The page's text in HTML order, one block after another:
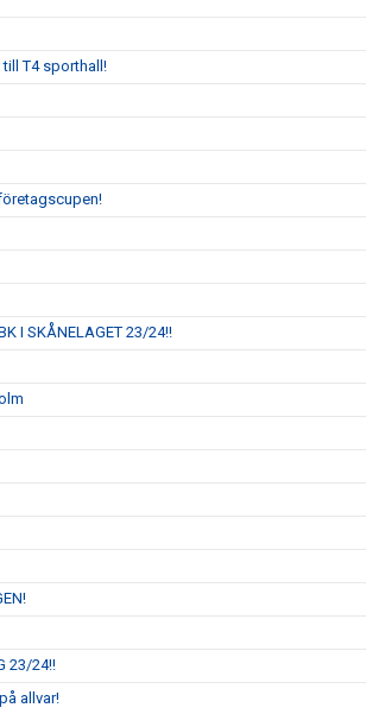
T4 sporthall!
I SKÅNELAGET 23/24!!
23/24!!
allvar!